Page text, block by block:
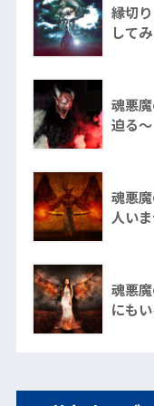
縁切
して
魂悪
迫る～
魂悪
人い
魂悪
にも